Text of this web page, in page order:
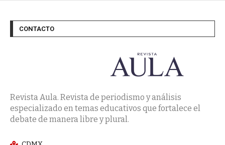
CONTACTO
Revista Aula. Revista de periodismo y análisis
especializado en temas educativos que fortalece el
debate de manera libre y plural.